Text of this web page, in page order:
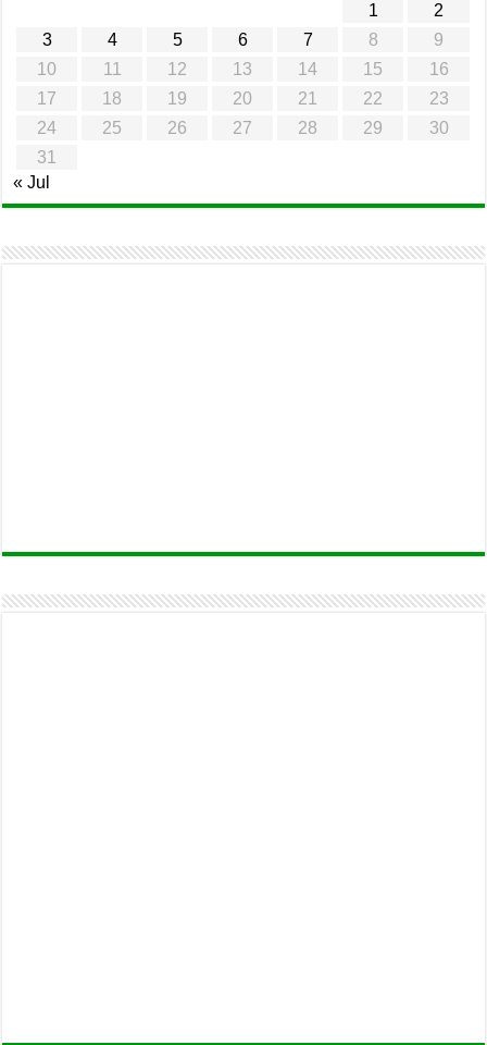
1
2
3
4 5 6 7 8
9
10
11 12 13 14 15
16
17
18 19 20 21 22
23
24
25 26 27 28 29
30
31
« Jul